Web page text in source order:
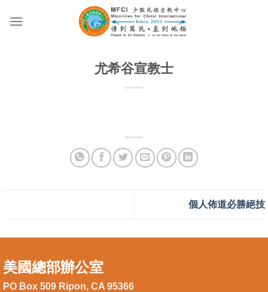
尤希谷宣教士
個人佈道必勝絕技
美國總部辦公室
PO Box 509 Ripon, CA 95366